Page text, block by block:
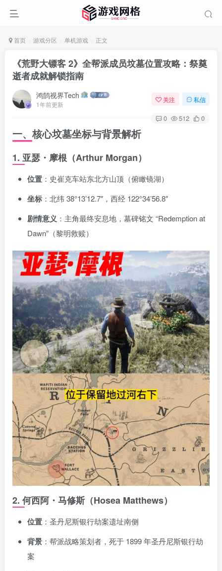
源杂烩
热度
网络游戏
1676热度
问题求助
867热度
手机游戏
547热度
首页 游戏分区 单机游戏 正文
《荒野大镖客 2》全帮派成员坟墓位置攻略：祭奠
逝者成就解锁指南
鸿鹄视界Tech
1年前更新
关注 私信
0 512 0
一、核心坟墓坐标与背景解析
1. 亚瑟・摩根（Arthur Morgan）
位置 ：史崔克车站东北方山顶（俯瞰镜湖）
坐标 ：北纬 38°13’12.7″，西经 122°34’56.8″
剧情意义 ：主角最终安息地，墓碑铭文 “Redemption at
Dawn”（黎明救赎）
2. 何西阿・马修斯（Hosea Matthews）
位置 ：圣丹尼斯银行劫案遗址南侧
背景 ：帮派战略策划者，死于 1899 年圣丹尼斯银行劫
案